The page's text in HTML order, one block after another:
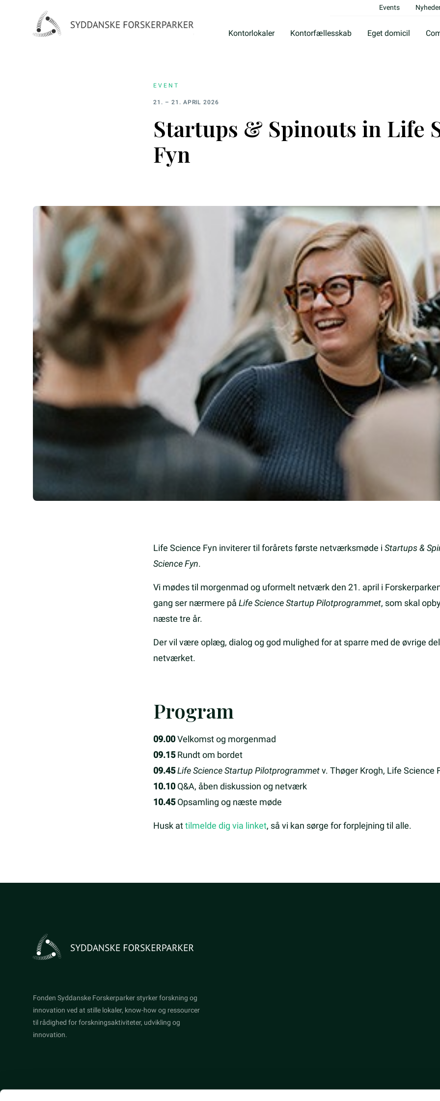
Events
Kontorlokaler Kontorfællesskab Eget domicil
EVENT
21. – 21. APRIL 2026
Startups & Spinouts in Life
Fyn
Life Science Fyn inviterer til forårets første netværksmøde i Startups &
Science Fyn.
Vi mødes til morgenmad og uformelt netværk den 21. april i
gang ser nærmere på Life Science Startup Pilotprogrammet, som skal
næste tre år.
Der vil være oplæg, dialog og god mulighed for at sparre med de øvrige
netværket.
Program
09.00Velkomst og morgenmad
09.15Rundt om bordet
09.45Life Science Startup Pilotprogrammetv. Thøger Krogh, Life Science
10.10 Q&A, åben diskussion og netværk
10.45Opsamling og næste møde
Husk attilmelde dig via linket, så vi kan sørge for forplejning til alle.
Fonden Syddanske Forskerparker styrker forskning og
innovation ved at stille lokaler, know-how og ressourcer
til rådighed for forskningsaktiviteter, udvikling og
innovation.